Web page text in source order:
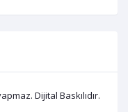
Dijital Baskılıdır.